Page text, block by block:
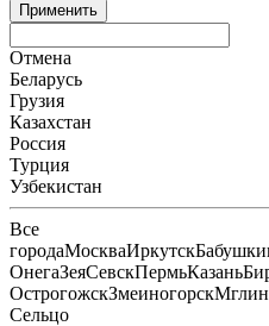
Применить
Отмена
Беларусь
Грузия
Казахстан
Россия
Турция
Узбекистан
Все
городаМоскваИркутск
ОнегаЗеяСевскПермьКазань
ОстрогожскЗмеиногорскМглин
Сельцо